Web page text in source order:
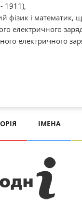
1911),
фізик і математик,
електричного
електричного
ІМЕНА